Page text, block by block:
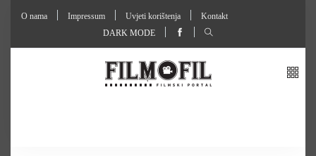
O nama Impressum Uvjeti korištenja
Kontakt
DARK MODE